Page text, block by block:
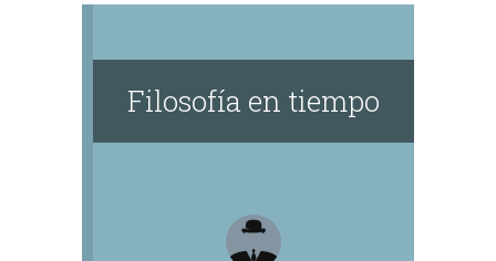
Filosofía en tiempo